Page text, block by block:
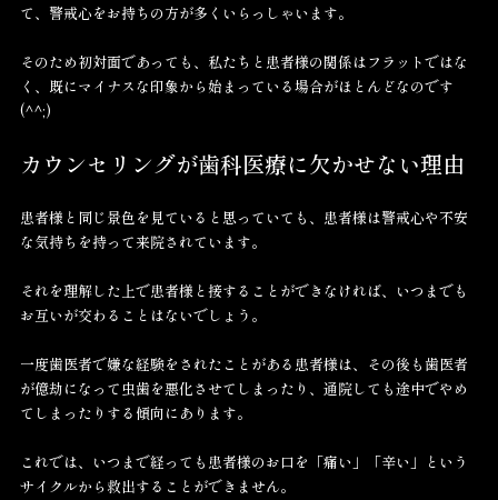
て、警戒心をお持ちの方が多くいらっしゃいます。
そのため初対面であっても、私たちと患者様の関係はフラットではな
く、既にマイナスな印象から始まっている場合がほとんどなのです
(^^;)
カウンセリングが歯科医療に欠かせない理由
患者様と同じ景色を見ていると思っていても、患者様は警戒心や不安
な気持ちを持って来院されています。
それを理解した上で患者様と接することができなければ、いつまでも
お互いが交わることはないでしょう。
一度歯医者で嫌な経験をされたことがある患者様は、その後も歯医者
が億劫になって虫歯を悪化させてしまったり、通院しても途中でやめ
てしまったりする傾向にあります。
これでは、いつまで経っても患者様のお口を「痛い」「辛い」という
サイクルから救出することができません。